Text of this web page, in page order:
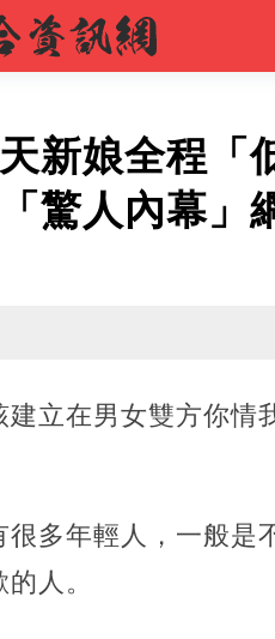
新娘全程「
驚人內幕」
建立在男女雙方你情
很多年輕人，一般是
人。